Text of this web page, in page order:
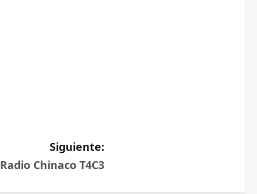
Siguiente:
Radio Chinaco T4C3